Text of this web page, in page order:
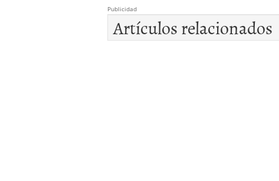
Publicidad
Artículos relacionados